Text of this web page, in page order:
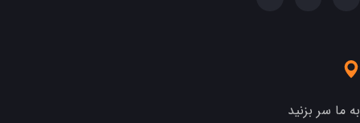
به ما سر بزنید